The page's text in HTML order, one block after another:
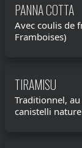
PANNA COTTA
Avec coulis de
Framboises)
TIRAMISU
Traditionnel,
canistelli nature